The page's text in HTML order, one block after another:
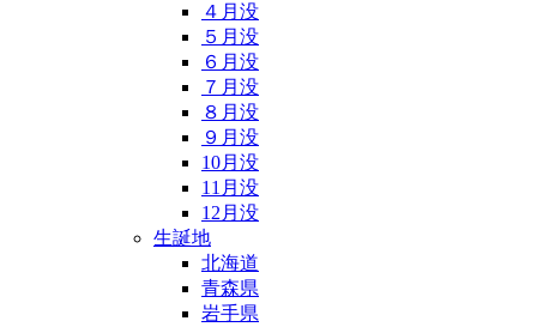
４月没
５月没
６月没
７月没
８月没
９月没
10月没
11月没
12月没
生誕地
北海道
青森県
岩手県